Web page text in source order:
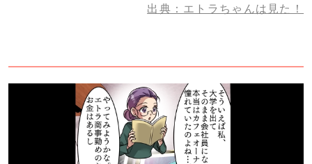
出典：エトラちゃんは見た！